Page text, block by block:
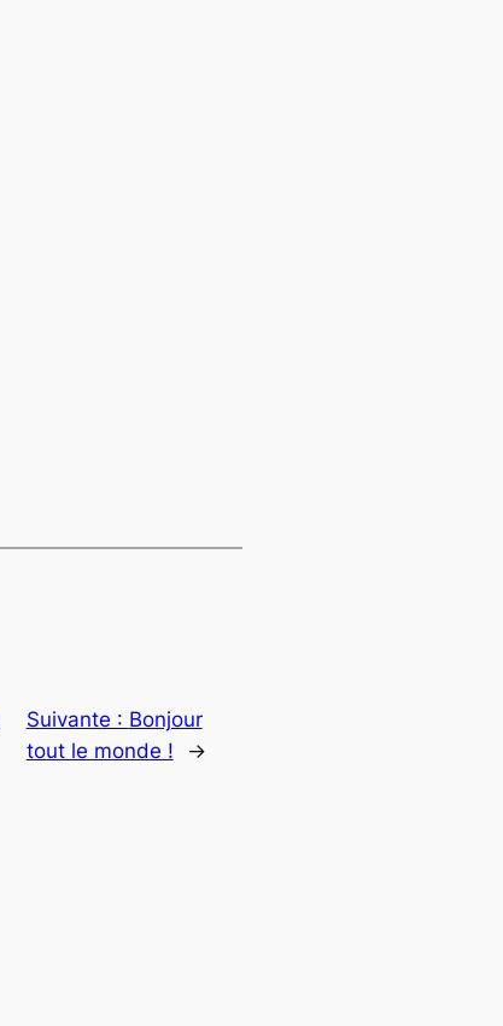
Suivante : Bonjour
tout le monde !
→